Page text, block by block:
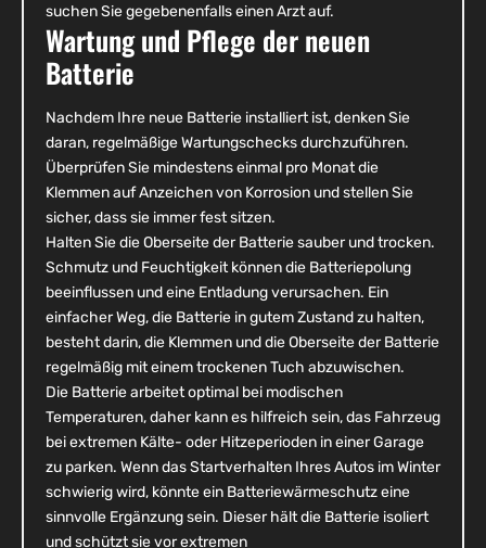
suchen Sie gegebenenfalls einen Arzt auf.
Wartung und Pflege der neuen
Batterie
Nachdem Ihre neue Batterie installiert ist, denken Sie
daran, regelmäßige Wartungschecks durchzuführen.
Überprüfen Sie mindestens einmal pro Monat die
Klemmen auf Anzeichen von Korrosion und stellen Sie
sicher, dass sie immer fest sitzen.
Halten Sie die Oberseite der Batterie sauber und trocken.
Schmutz und Feuchtigkeit können die Batteriepolung
beeinflussen und eine Entladung verursachen. Ein
einfacher Weg, die Batterie in gutem Zustand zu halten,
besteht darin, die Klemmen und die Oberseite der Batterie
regelmäßig mit einem trockenen Tuch abzuwischen.
Die Batterie arbeitet optimal bei modischen
Temperaturen, daher kann es hilfreich sein, das Fahrzeug
bei extremen Kälte- oder Hitzeperioden in einer Garage
zu parken. Wenn das Startverhalten Ihres Autos im Winter
schwierig wird, könnte ein Batteriewärmeschutz eine
sinnvolle Ergänzung sein. Dieser hält die Batterie isoliert
und schützt sie vor extremen